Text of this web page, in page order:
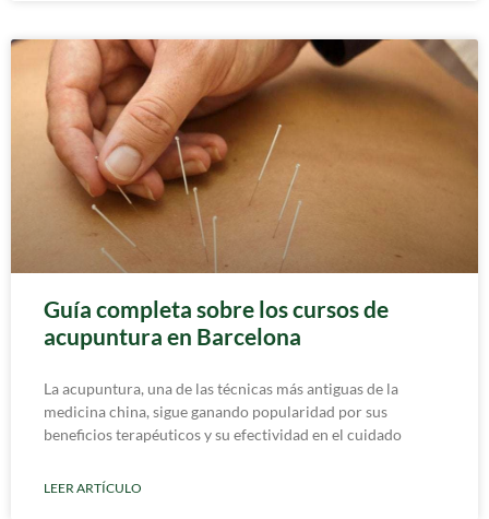
Guía completa sobre los cursos de
acupuntura en Barcelona
La acupuntura, una de las técnicas más antiguas de la
medicina china, sigue ganando popularidad por sus
beneficios terapéuticos y su efectividad en el cuidado
LEER ARTÍCULO